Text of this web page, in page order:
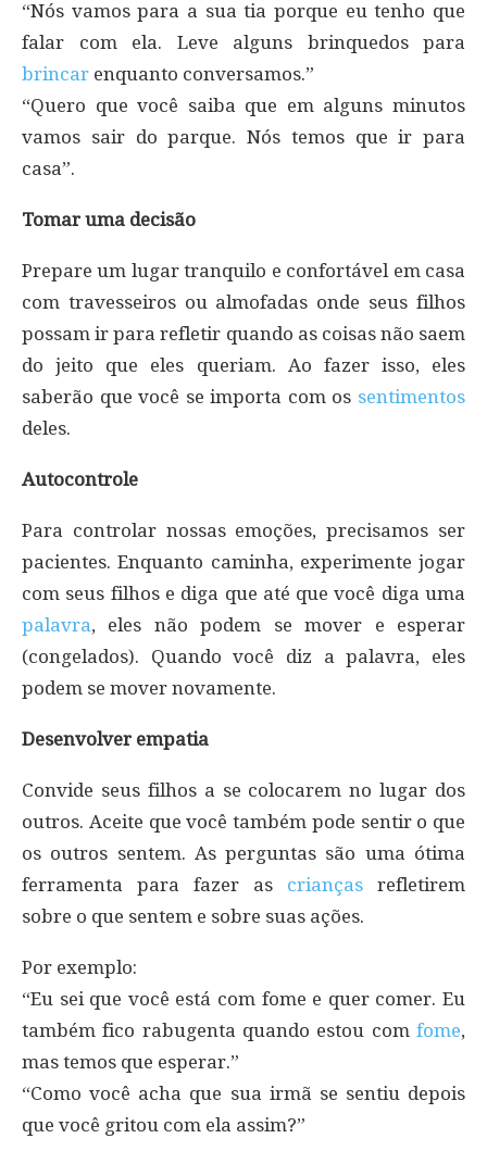
“Nós vamos para a sua tia porque eu tenho que
falar com ela. Leve alguns brinquedos para
brincar enquanto conversamos.”
“Quero que você saiba que em alguns minutos
vamos sair do parque. Nós temos que ir para
casa”.
Tomar uma decisão
Prepare um lugar tranquilo e confortável em casa
com travesseiros ou almofadas onde seus filhos
possam ir para refletir quando as coisas não saem
do jeito que eles queriam. Ao fazer isso, eles
saberão que você se importa com os sentimentos
deles.
Autocontrole
Para controlar nossas emoções, precisamos ser
pacientes. Enquanto caminha, experimente jogar
com seus filhos e diga que até que você diga uma
palavra, eles não podem se mover e esperar
(congelados). Quando você diz a palavra, eles
podem se mover novamente.
Desenvolver empatia
Convide seus filhos a se colocarem no lugar dos
outros. Aceite que você também pode sentir o que
os outros sentem. As perguntas são uma ótima
ferramenta para fazer as crianças refletirem
sobre o que sentem e sobre suas ações.
Por exemplo:
“Eu sei que você está com fome e quer comer. Eu
também fico rabugenta quando estou com fome,
mas temos que esperar.”
“Como você acha que sua irmã se sentiu depois
que você gritou com ela assim?”